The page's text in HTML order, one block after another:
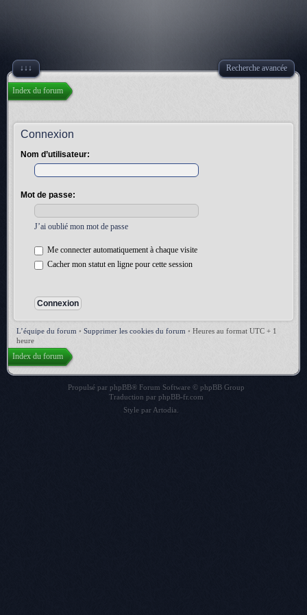
↓↓↓ Recherche avancée
Index du forum
Connexion
Nom d’utilisateur:
Mot de passe:
J’ai oublié mon mot de passe
Me connecter automatiquement à chaque visite
Cacher mon statut en ligne pour cette session
L’équipe du forum • Supprimer les cookies du forum • Heures au format UTC + 1
heure
Index du forum
Propulsé par phpBB® Forum Software © phpBB Group
Traduction par phpBB-fr.com
Style par Artodia